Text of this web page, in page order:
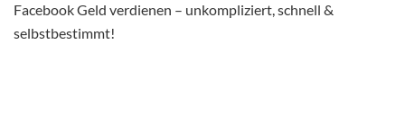
Facebook Geld verdienen – unkompliziert, schnell &
selbstbestimmt!